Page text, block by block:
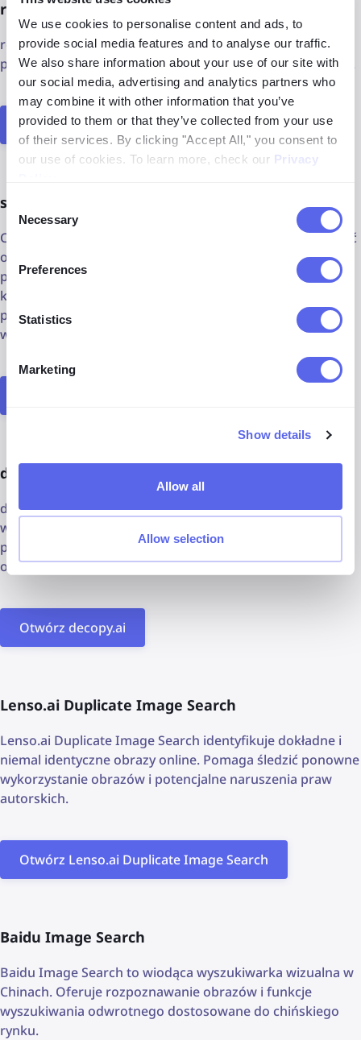
We use cookies to personalise content and ads, to
provide social media features and to analyse our traffic.
We also share information about your use of our site with
our social media, advertising and analytics partners who
may combine it with other information that you’ve
provided to them or that they’ve collected from your use
of their services. By clicking "Accept All," you consent to
our use of cookies. To learn more, check our Privacy
Consent
Selection
Necessary
Preferences
Statistics
Marketing
Show details
Allow all
Allow selection
reverse.photos
reverse.photos umożliwia wyszukiwanie poprzez
przesłanie obrazu. Udostępnia różne wyniki w formie listy.
Otwórz reverse.photos
search.creativecommons.org
Creative Commons Search pomaga użytkownikom znaleźć
obrazy na otwartych licencjach. To dodatkowe narzędzie,
ponieważ wyszukuje obrazy na podstawie słów
kluczowych, a nie poprzez wyszukiwanie odwrotne. Jest
przydatne do odkrywania treści do ponownego
wykorzystania i udostępniania.
decopy.ai
decopy.ai to jedna z platform, która przeszukuje wiele
wyszukiwarek obrazów jednocześnie, aby przyspieszyć
proces wyszukiwania. Oferuje również rozpoznawanie
obrazów oparte na AI.
Otwórz decopy.ai
Lenso.ai Duplicate Image Search
Lenso.ai Duplicate Image Search identyfikuje dokładne i
niemal identyczne obrazy online. Pomaga śledzić ponowne
wykorzystanie obrazów i potencjalne naruszenia praw
autorskich.
Otwórz Lenso.ai Duplicate Image Search
Baidu Image Search
Baidu Image Search to wiodąca wyszukiwarka wizualna w
Chinach. Oferuje rozpoznawanie obrazów i funkcje
wyszukiwania odwrotnego dostosowane do chińskiego
rynku.